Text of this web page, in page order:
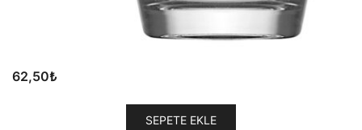
62,50₺
SEPETE EKLE